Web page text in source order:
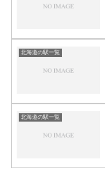
北海道の駅一覧
北海道の駅一覧